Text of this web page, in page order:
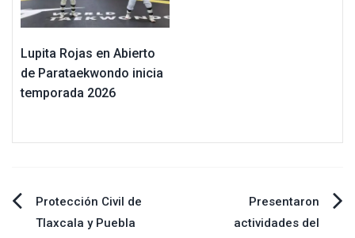
Lupita Rojas en Abierto
de Parataekwondo inicia
temporada 2026
Navegación
Protección Civil de
Tlaxcala y Puebla
Presentaron
actividades del